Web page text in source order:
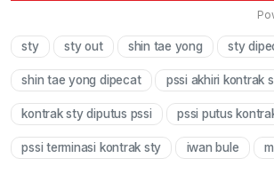
sty sty out shin tae yong sty
shin tae yong dipecat pssi akhiri kontrak
kontrak sty diputus pssi pssi putus
pssi terminasi kontrak sty iwan bule